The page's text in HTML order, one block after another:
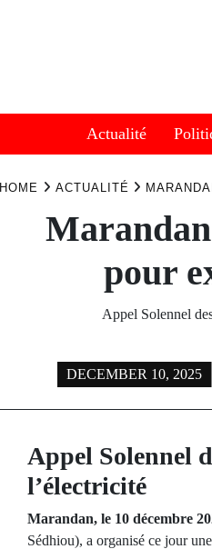
Actualité
HOME ACTUALITÉ
pour
Appel Solennel
DECEMBER 10, 2025
Appel Solennel
l’électricité
Marandan, le 10 décembre
Sédhiou), a organisé ce jour une